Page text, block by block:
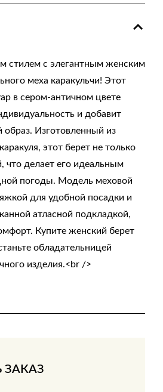
стилем с элегантным женским
меха каракульчи! Этот
в сером-античном цвете
и добавит
Изготовленный из
этот берет не только
что делает его идеальным
погоды. Модель меховой
для удобной посадки и
атласной подкладкой,
Купите женский берет
обладательницей
изделия.<br />